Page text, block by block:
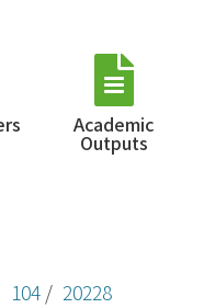
Academic
Outputs
104 / 20228